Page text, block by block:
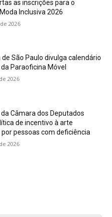
as inscrições para o
Inclusiva 2026
2026
São Paulo divulga calendário
Paraoficina Móvel
2026
Câmara dos Deputados
de incentivo à arte
pessoas com deficiência
2026